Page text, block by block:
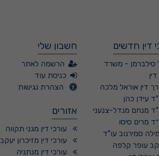
דין חדשים
סילברמן - משרד
דין אוראל מלכה
עידן כהן
מנחם מנדל-צנעני
מרים סיסו
סמירנוב עו"ד
עופר קלפה
חשבון שלי
הרשמה לאתר
כניסת עוד
הצהרת נגישות
אזורים
עורכי דין מגני תקווה
עורכי דין מזיכרון יעקב
עורכי דין מנתניה